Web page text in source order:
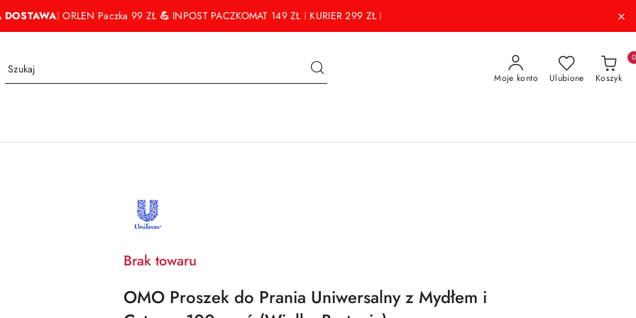
DOSTAWA❕ ORLEN Paczka 99 ZŁ💪 INPOST PACZKOMAT 149 ZŁ ❕ KURIER 299 ZŁ ❕
Moje konto Ulubione Koszyk
0
PRODUCENTA:
UNILEVER
Brak towaru
OMO Proszek do Prania Uniwersalny z Mydłem i